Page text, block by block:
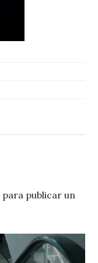
para publicar un